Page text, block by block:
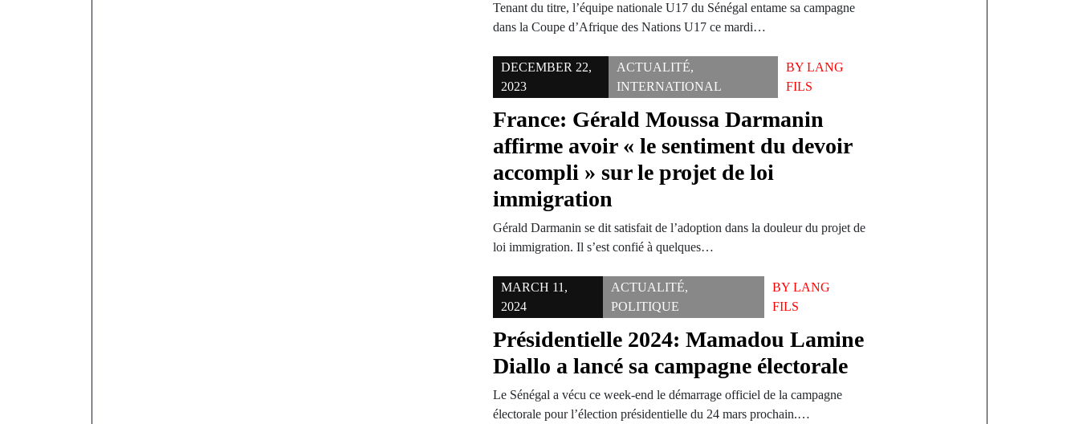
Tenant du titre, l’équipe nationale U17 du Sénégal entame sa campagne
dans la Coupe d’Afrique des Nations U17 ce mardi…
DECEMBER 22,
2023
ACTUALITÉ,
INTERNATIONAL
BY LANG
FILS
France: Gérald Moussa Darmanin
affirme avoir « le sentiment du devoir
accompli » sur le projet de loi
immigration
Gérald Darmanin se dit satisfait de l’adoption dans la douleur du projet de
loi immigration. Il s’est confié à quelques…
MARCH 11,
2024
ACTUALITÉ,
POLITIQUE
BYLANG
FILS
Présidentielle 2024: Mamadou Lamine
Diallo a lancé sa campagne électorale
Le Sénégal a vécu ce week-end le démarrage officiel de la campagne
électorale pour l’élection présidentielle du 24 mars prochain.…